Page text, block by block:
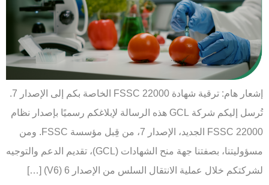
إشعار هام: ترقية شهادة FSSC 22000 الخاصة بكم إلى الإصدار 7.
تُرسل إليكم شركة GCL هذه الرسالة لإبلاغكم رسميًا بإصدار نظام
FSSC 22000 الجديد، الإصدار 7، من قِبل مؤسسة FSSC. ومن
مسؤوليتنا، بصفتنا جهة منح الشهادات (GCL)، تقديم الدعم والتوجيه
لشركتكم خلال عملية الانتقال السلس من الإصدار 6 (V6) […]